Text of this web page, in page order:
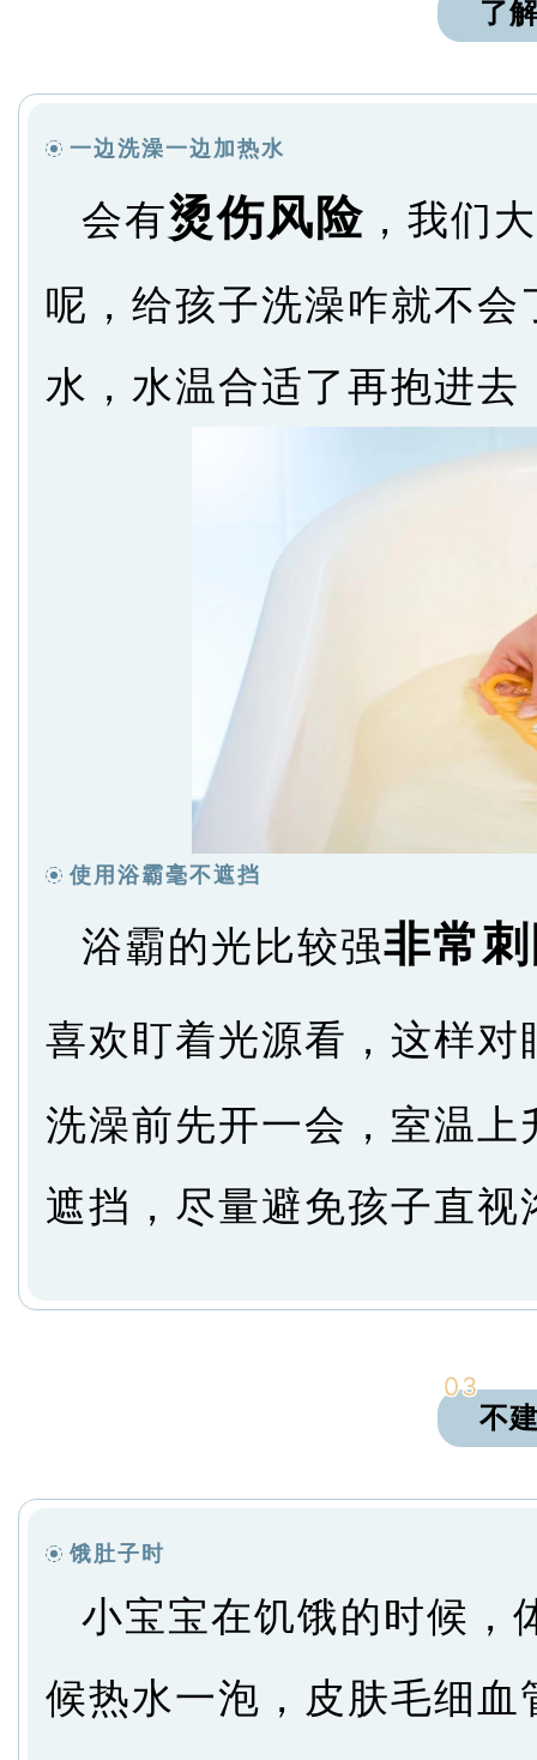
了
一边洗澡一边加热水
会有烫伤风险 ，我们
呢，给孩子洗澡咋就不
水，水温合适了再抱进去
使用浴霸毫不遮挡
浴霸的光比较强非常
喜欢盯着光源看，这样对
洗澡前先开一会，室温
遮挡，尽量避免孩子直视
03
不
饿肚子时
小宝宝在饥饿的时候，
候热水一泡，皮肤毛细